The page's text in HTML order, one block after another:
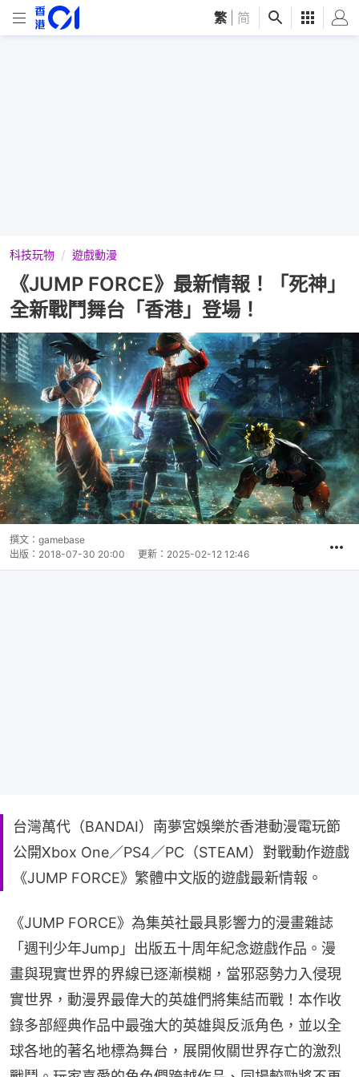
繁 简
科技玩物 遊戲動漫
《JUMP FORCE》最新情報！「死神」
全新戰鬥舞台「香港」登場！
撰文： gamebase
出版： 2018-07-30 20:00 更新： 2025-02-12 12:46
台灣萬代（BANDAI）南夢宮娛樂於香港動漫電玩節
公開Xbox One／PS4／PC（STEAM）對戰動作遊戲
《JUMP FORCE》繁體中文版的遊戲最新情報。
《JUMP FORCE》為集英社最具影響力的漫畫雜誌
「週刊少年Jump」出版五十周年紀念遊戲作品。漫
畫與現實世界的界線已逐漸模糊，當邪惡勢力入侵現
實世界，動漫界最偉大的英雄們將集結而戰！本作收
錄多部經典作品中最強大的英雄與反派角色，並以全
球各地的著名地標為舞台，展開攸關世界存亡的激烈